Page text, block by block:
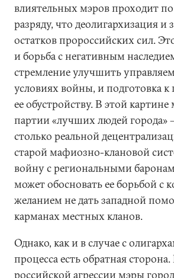
влиятельных мэров проходит
разряду, что деолигархизация и
остатков пророссийских сил.
и борьба с негативным
стремление улучшить
условиях войны, и подготовка
ее обустройству. В этой картине
партии «лучших людей города»
столько реальной
старой мафиозно-клановой
войну с региональными
может обосновать ее борьбой с
желанием не дать западной
карманах местных кланов.
Однако, как и в случае с
процесса есть обратная
российской агрессии мэры